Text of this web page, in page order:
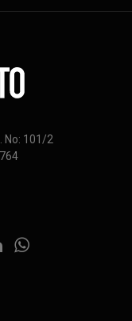
No: 101/2
WhatsApp